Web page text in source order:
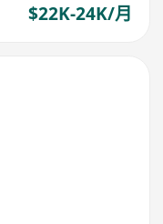
$22K-24K/月